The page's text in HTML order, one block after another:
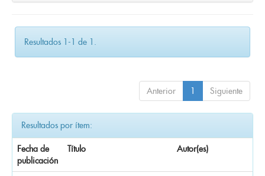
Resultados 1-1 de 1.
Anterior 1 Siguiente
Resultados por ítem:
Fecha de
publicación
Título Autor(es)